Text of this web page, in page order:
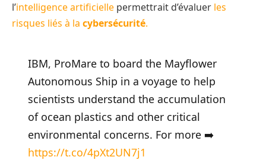
l’intelligence artificielle permettrait d’évaluer les
risques liés à la cybersécurité.
IBM, ProMare to board the Mayflower
Autonomous Ship in a voyage to help
scientists understand the accumulation
of ocean plastics and other critical
environmental concerns. For more ➡️
https://t.co/4pXt2UN7j1